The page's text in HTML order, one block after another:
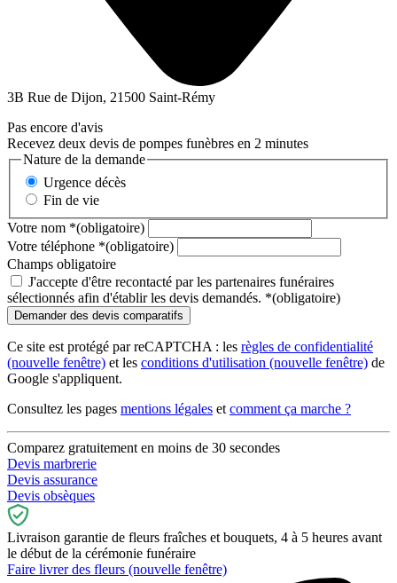
3B Rue de Dijon, 21500 Saint-Rémy
Pas encore d'avis
Recevez deux devis de pompes funèbres en 2 minutes
Nature de la demande
Urgence décès
Fin de vie
Votre nom *(obligatoire)
Votre téléphone *(obligatoire)
Champs obligatoire
J'accepte d'être recontacté par les partenaires funéraires
sélectionnés afin d'établir les devis demandés. *(obligatoire)
Ce site est protégé par reCAPTCHA : les règles de confidentialité
(nouvelle fenêtre) et les conditions d'utilisation (nouvelle fenêtre) de
Google s'appliquent.
Consultez les pages mentions légales et comment ça marche ?
Comparez gratuitement en moins de 30 secondes
Devis marbrerie
Devis assurance
Devis obsèques
Livraison garantie de fleurs fraîches et bouquets, 4 à 5 heures avant
le début de la cérémonie funéraire
Faire livrer des fleurs (nouvelle fenêtre)